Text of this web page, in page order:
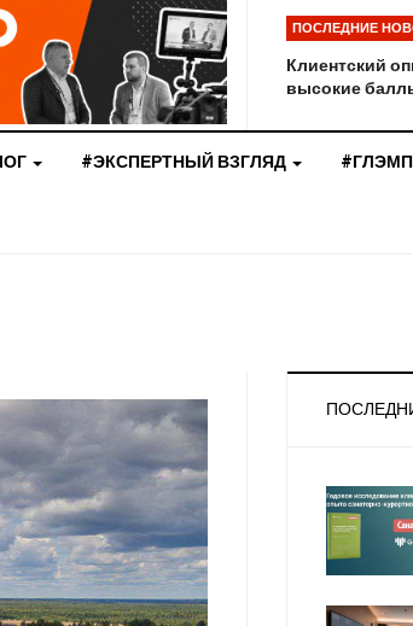
ПОСЛЕДНИЕ
Клиентский
высокие
#ЭКСПЕРТНЫЙ ВЗГЛЯД